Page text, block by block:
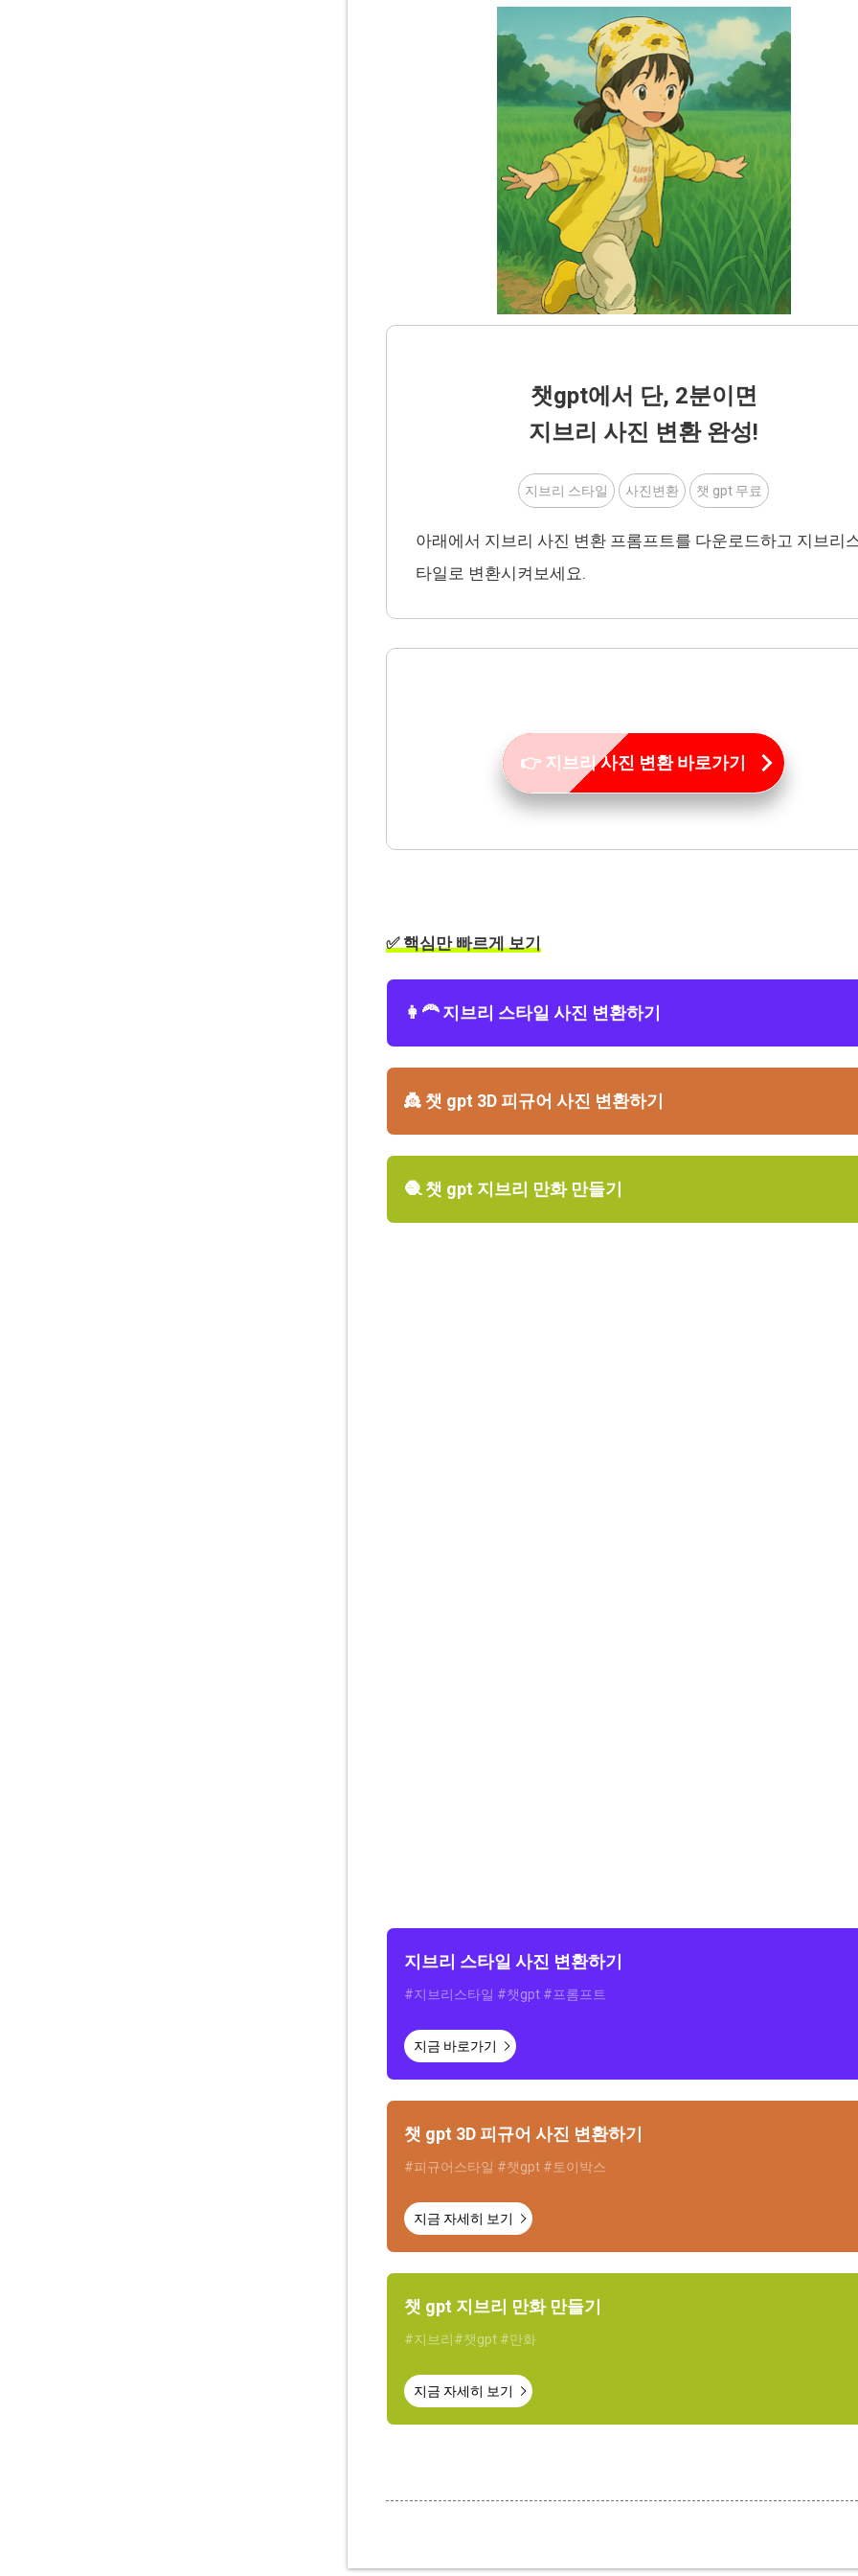
챗gpt에서 단, 2분이면
지브리 사진 변환 완성!
지브리 스타일 사진변환 챗 gpt 무료
아래에서 지브리 사진 변환 프롬프트를 다운로드하고 지브리
타일로 변환시켜보세요.
👉 지브리 사진 변환 바로가기
✅ 핵심만 빠르게 보기
👩‍🦰 지브리 스타일 사진 변환하기
👸 챗 gpt 3D 피규어 사진 변환하기
🧶 챗 gpt 지브리 만화 만들기
지브리 스타일 사진 변환하기
#지브리스타일 #챗gpt #프롬프트
지금 바로가기
챗 gpt 3D 피규어 사진 변환하기
#피규어스타일 #챗gpt #토이박스
지금 자세히 보기
챗 gpt 지브리 만화 만들기
#지브리#챗gpt #만화
지금 자세히 보기